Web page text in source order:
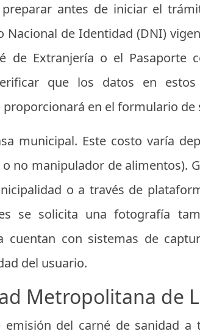
antes de iniciar el
de Identidad (DNI)
de Extranjería o el Pasaporte
que los datos en estos
en el formulario de
municipal. Este costo varía
no manipulador de alimentos).
o a través de
se solicita una fotografía
cuentan con sistemas de
del usuario.
Metropolitana de
del carné de sanidad a